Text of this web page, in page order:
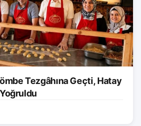
Tezgâhına Geçti, Hatay